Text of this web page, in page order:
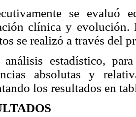
se evaluó
clínica y evolución.
se realizó a través del
estadístico,
absolutas y
los resultados en